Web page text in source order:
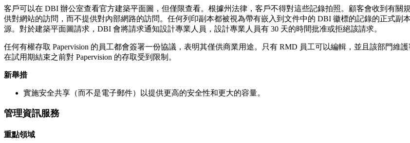
客戶可以在 DBI 辦公室查看官方建築平面圖，但僅限查看。根據州法律，客戶不得對這些記錄拍照。顧客會收到有
供對網站的訪問，而不提供對內部網路的訪問。任何列印副本都被視為帶有嵌入到文件中的 DBI 徽標的記錄的正式
源。對於建築平面圖請求，DBI 會將請求通知設計專業人員，設計專業人員有 30 天的時間批准或拒絕該請求。
任何有權存取 Papervision 的員工都會簽署一份協議，表明其僅供商業用途。只有 RMD 員工可以編輯，並且該部門維
在試用期結束之前對 Papervision 的存取受到限制。
新舉措
實施安全共享（而不是電子郵件）以提供更高的安全性和更大的容量。
管理資訊服務
重點領域